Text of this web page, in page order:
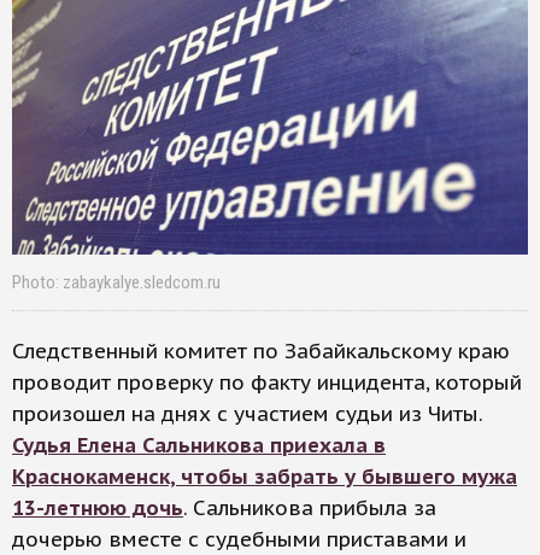
Photo: zabaykalye.sledcom.ru
Следственный комитет по Забайкальскому краю
проводит проверку по факту инцидента, который
произошел на днях с участием судьи из Читы.
Судья Елена Сальникова приехала в
Краснокаменск, чтобы забрать у бывшего мужа
13-летнюю дочь. Сальникова прибыла за
дочерью вместе с судебными приставами и